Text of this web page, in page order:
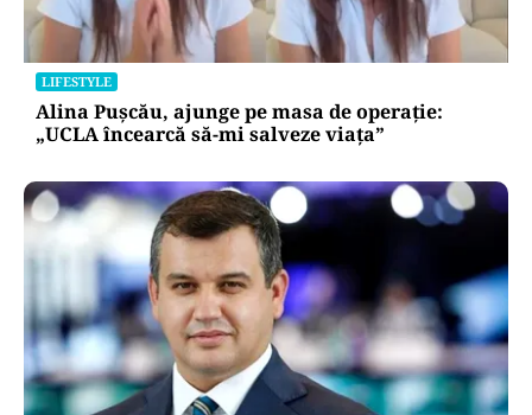
LIFESTYLE
Alina Pușcău, ajunge pe masa de operație:
„UCLA încearcă să-mi salveze viața”